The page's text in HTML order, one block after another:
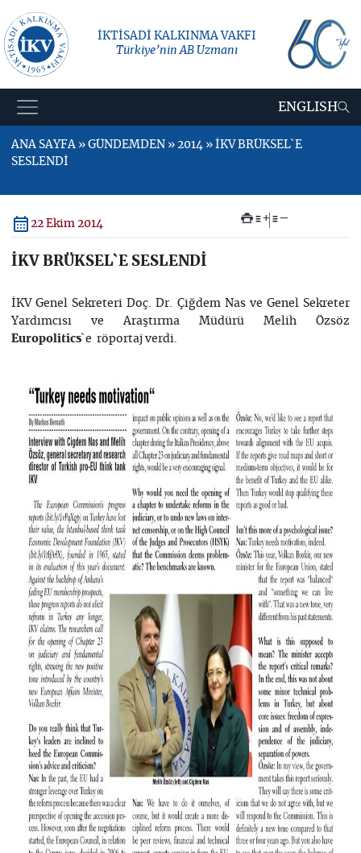
İKTİSADİ KALKINMA VAKFI
Türkiye’nin AB Uzmanı
ENGLISH
ANA SAYFA » GÜNDEMDEN » 2014 » İKV BRÜKSEL`E
SESLENDİ
22 Ekim 2014 + –
İKV BRÜKSEL`E SESLENDİ
İKV Genel Sekreteri Doç. Dr. Çiğdem Nas ve Genel Sekreter
Yardımcısı ve Araştırma Müdürü Melih Özsöz
Europolitics`e röportaj verdi.